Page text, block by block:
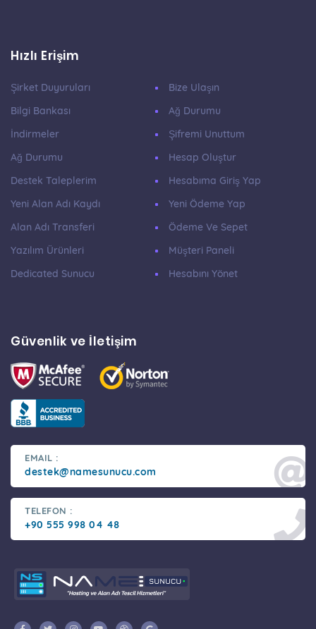
Hızlı Erişim
Şirket Duyuruları
Bilgi Bankası
İndirmeler
Ağ Durumu
Destek Taleplerim
Yeni Alan Adı Kaydı
Alan Adı Transferi
Yazılım Ürünleri
Dedicated Sunucu
Bize Ulaşın
Ağ Durumu
Şifremi Unuttum
Hesap Oluştur
Hesabıma Giriş Yap
Yeni Ödeme Yap
Ödeme Ve Sepet
Müşteri Paneli
Hesabını Yönet
Güvenlik ve İletişim
EMAIL :
destek@namesunucu.com
TELEFON :
+90 555 998 04 48